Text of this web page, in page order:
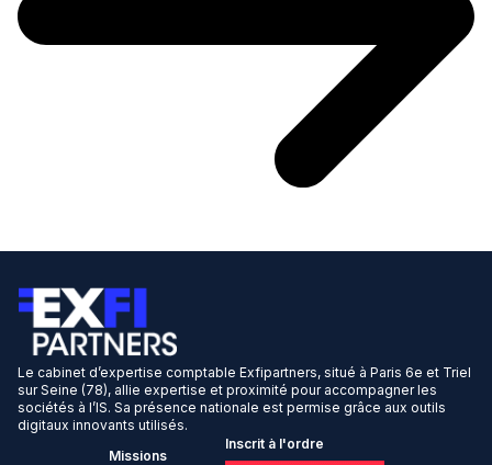
Le cabinet d’expertise comptable Exfipartners, situé à Paris 6e et Triel
sur Seine (78), allie expertise et proximité pour accompagner les
sociétés à l’IS. Sa présence nationale est permise grâce aux outils
digitaux innovants utilisés.
Missions
Inscrit à l'ordre